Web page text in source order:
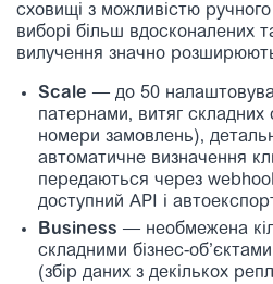
сховищі з можливістю
виборі більш вдосконалених
вилучення значно
Scale — до 50
патернами, витяг складних
номери замовлень),
автоматичне визначення
передаються через
доступний API і
Business — необмежена
складними бізнес-
(збір даних з декількох